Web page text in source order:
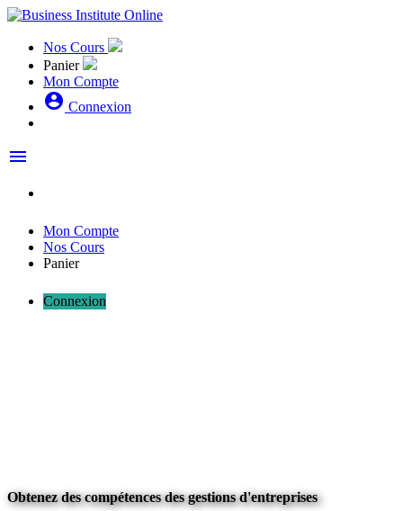
Nos Cours
Panier
Mon Compte
account_circle Connexion
menu
Mon Compte
Nos Cours
Panier
Connexion
Obtenez des compétences des gestions d'entreprises